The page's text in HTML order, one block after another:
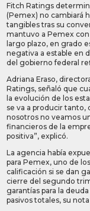
Fitch Ratings
(Pemex) no cambiará
tangibles tras su
mantuvo a Pemex con
largo plazo, en grado
negativa a estable en
del gobierno federal
Adriana Eraso,
Ratings, señaló que
la evolución de los
se va a producir tanto,
nosotros no veamos
financieros de la
positiva”, explicó.
La agencia había
para Pemex, uno de
calificación si se dan
cierre del segundo
garantías para la
pasivos totales, su nota